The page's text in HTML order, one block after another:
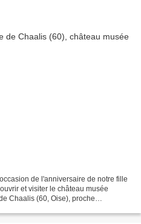
de l'anniversaire de notre fille
et visiter le château musée
Chaalis (60, Oise), proche